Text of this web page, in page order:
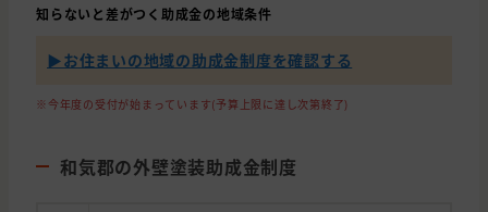
知らないと差がつく助成金の地域条件
▶︎お住まいの地域の助成金制度を確認する
※今年度の受付が始まっています(予算上限に達し次第終了)
和気郡の外壁塗装助成金制度